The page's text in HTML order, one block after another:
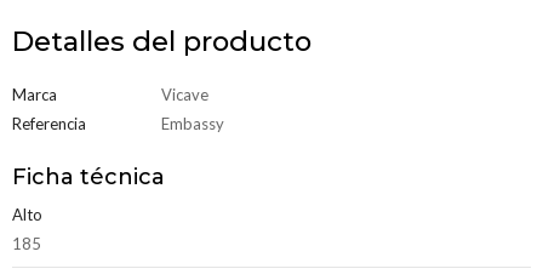
Detalles del producto
Marca
Vicave
Referencia
Embassy
Ficha técnica
Alto
185